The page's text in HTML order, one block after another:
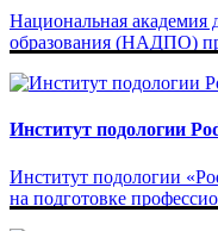
Национальная академия
образования (НАДПО)
Институт подологии
Институт подологии
на подготовке